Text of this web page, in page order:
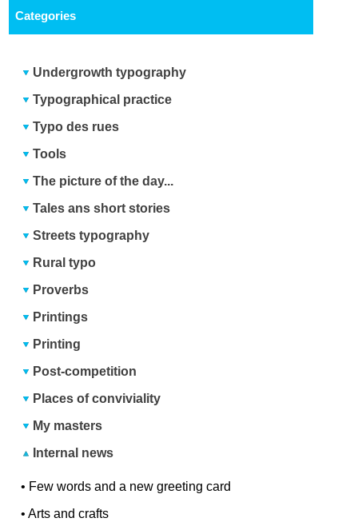
Categories
Undergrowth typography
Typographical practice
Typo des rues
Tools
The picture of the day...
Tales ans short stories
Streets typography
Rural typo
Proverbs
Printings
Printing
Post-competition
Places of conviviality
My masters
Internal news
• Few words and a new greeting card
•Arts and crafts